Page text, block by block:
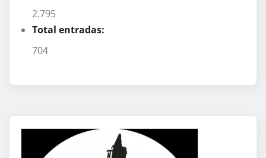
2.795
Total entradas:
704